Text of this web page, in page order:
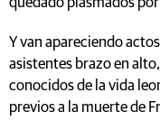
quedado plasmados
Y van apareciendo
asistentes brazo en
conocidos de la vida
previos a la muerte de